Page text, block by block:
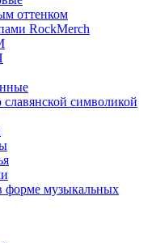
оттенком
RockMerch
символикой
форме музыкальных